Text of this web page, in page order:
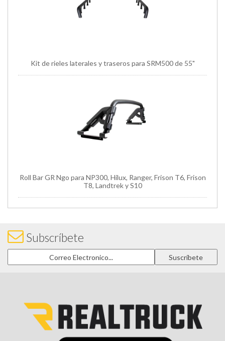
Kit de rieles laterales y traseros para SRM500 de 55"
Roll Bar GR Ngo para NP300, Hilux, Ranger, Frison T6, Frison
T8, Landtrek y S10
Subscríbete